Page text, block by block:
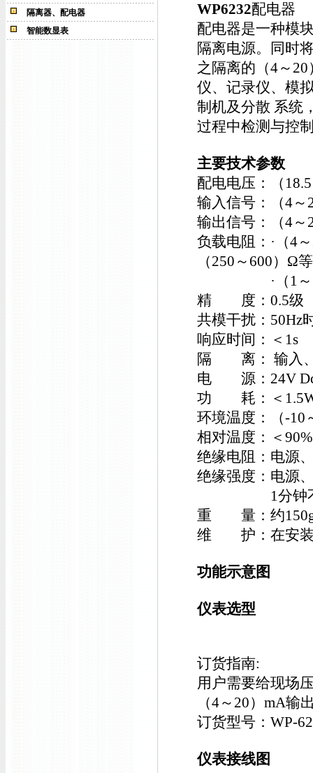
隔离器、配电器
智能数显表
WP6232配电器
配电器是一种模
隔离电源。同时
之隔离的（4～
仪、记录仪、模
制机及分散 系统
过程中检测与控
主要技术参数
配电电压：（
输入信号：（4～
输出信号：（4～
负载电阻：·（4
（250～600）Ω等
·（1～5）
精 度：0.5级
共模干扰：50Hz
响应时间：＜1s
隔 离： 输入、
电 源：24V
功 耗：＜
环境温度：（-10
相对温度：＜
绝缘电阻：电源
绝缘强度：电源
1分钟不飞
重 量：约
维 护：在安装
功能示意图
仪表选型
订货指南:
用户需要给现场
（4～20）mA输
订货型号：WP-
仪表接线图